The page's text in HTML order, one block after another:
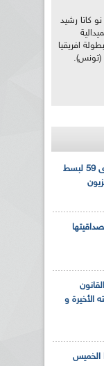
كاتا رشيد
افريقيا
(تونس).
الإذاعة الجزائرية تحي الذكرى 59 لبسط
الأخيرة و
الخميس